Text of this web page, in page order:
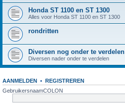
Honda ST 1100 en ST 1300
Alles voor Honda ST 1100 en ST 1300
rondritten
Diversen nog onder te verdelen
Diversen nader onder te verdelen
AANMELDEN • REGISTREREN
GebruikersnaamCOLON